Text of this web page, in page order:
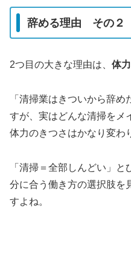
辞める理由 その２
2つ目の大きな理由は、 体
「清掃業はきついから辞
すが、実はどんな清掃をメ
体力のきつさはかなり変わ
「清掃＝全部しんどい」
分に合う働き方の選択肢を
すよね。